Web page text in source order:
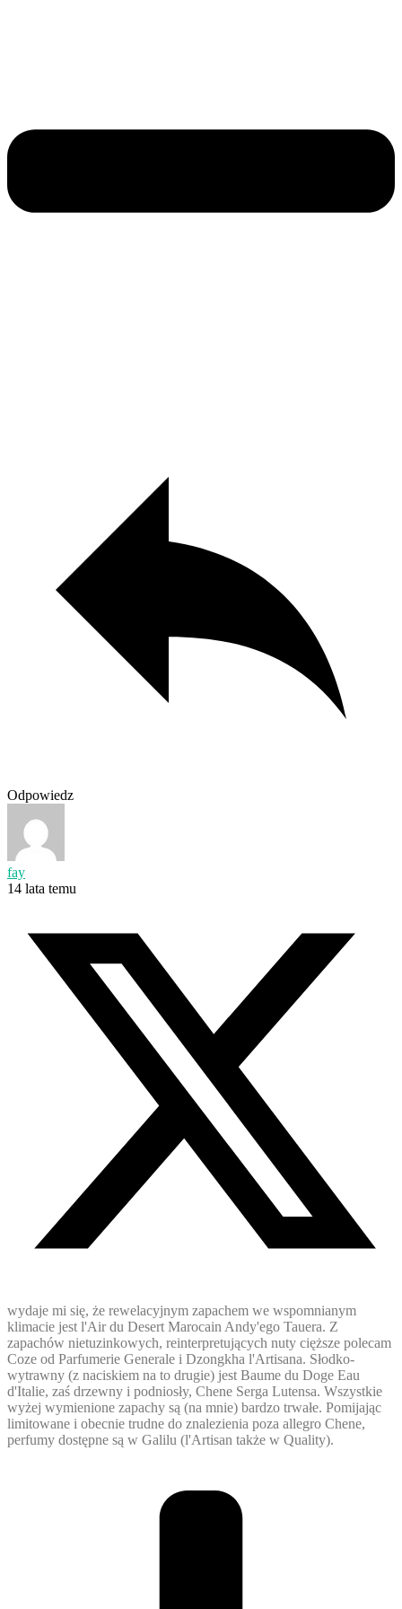
Odpowiedz
fay
14 lata temu
wydaje mi się, że rewelacyjnym zapachem we wspomnianym
klimacie jest l'Air du Desert Marocain Andy'ego Tauera. Z
zapachów nietuzinkowych, reinterpretujących nuty cięższe polecam
Coze od Parfumerie Generale i Dzongkha l'Artisana. Słodko-
wytrawny (z naciskiem na to drugie) jest Baume du Doge Eau
d'Italie, zaś drzewny i podniosły, Chene Serga Lutensa. Wszystkie
wyżej wymienione zapachy są (na mnie) bardzo trwałe. Pomijając
limitowane i obecnie trudne do znalezienia poza allegro Chene,
perfumy dostępne są w Galilu (l'Artisan także w Quality).